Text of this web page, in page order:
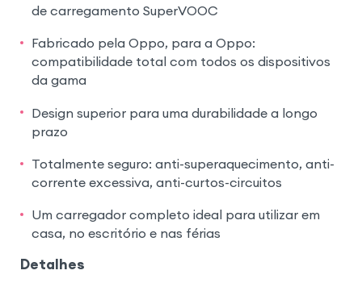
de carregamento SuperVOOC
Fabricado pela Oppo, para a Oppo:
compatibilidade total com todos os dispositivos
da gama
Design superior para uma durabilidade a longo
prazo
Totalmente seguro: anti-superaquecimento, anti-
corrente excessiva, anti-curtos-circuitos
Um carregador completo ideal para utilizar em
casa, no escritório e nas férias
Detalhes